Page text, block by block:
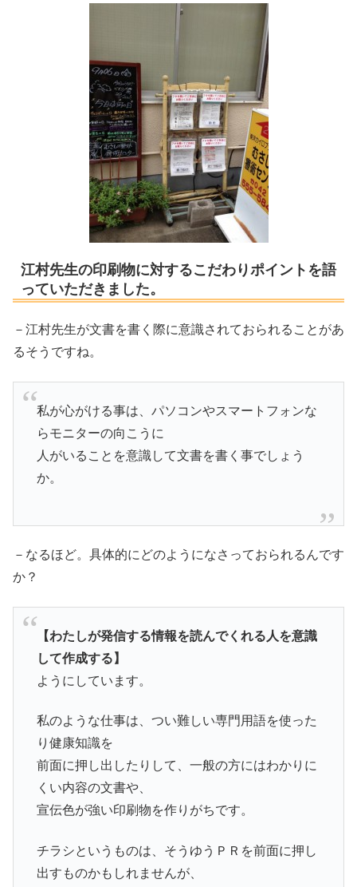
江村先生の印刷物に対するこだわりポイントを語
っていただきました。
－江村先生が文書を書く際に意識されておられることがあ
るそうですね。
私が心がける事は、パソコンやスマートフォンな
らモニターの向こうに
人がいることを意識して文書を書く事でしょう
か。
－なるほど。具体的にどのようになさっておられるんです
か？
【わたしが発信する情報を読んでくれる人を意識
して作成する】
ようにしています。
私のような仕事は、つい難しい専門用語を使った
り健康知識を
前面に押し出したりして、一般の方にはわかりに
くい内容の文書や、
宣伝色が強い印刷物を作りがちです。
チラシというものは、そうゆうＰＲを前面に押し
出すものかもしれませんが、